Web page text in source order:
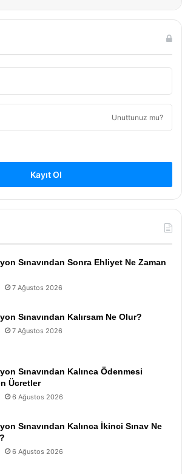
Unuttunuz mu?
Kayıt Ol
Sınavından Sonra Ehliyet Ne Zaman
7 Ağustos 2026
Sınavından Kalırsam Ne Olur?
7 Ağustos 2026
Sınavından Kalınca Ödenmesi
Ücretler
6 Ağustos 2026
Sınavından Kalınca İkinci Sınav Ne
6 Ağustos 2026